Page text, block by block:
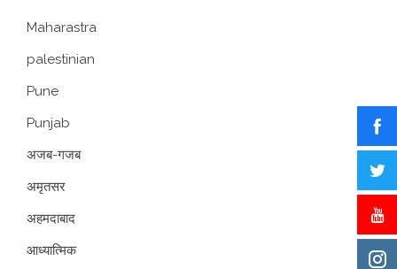
Maharastra
palestinian
Pune
Punjab
अजब-गजब
अमृतसर
अहमदाबाद
आध्यात्मिक